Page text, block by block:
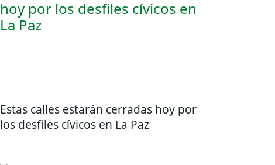
Estas calles estarán cerradas hoy por
los desfiles cívicos en La Paz